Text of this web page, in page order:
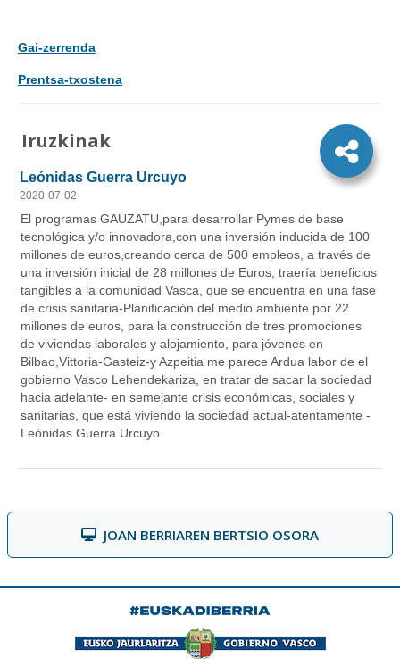
Gai-zerrenda
Prentsa-txostena
Iruzkinak
JOAN BERRIAREN BERTSIO OSORA